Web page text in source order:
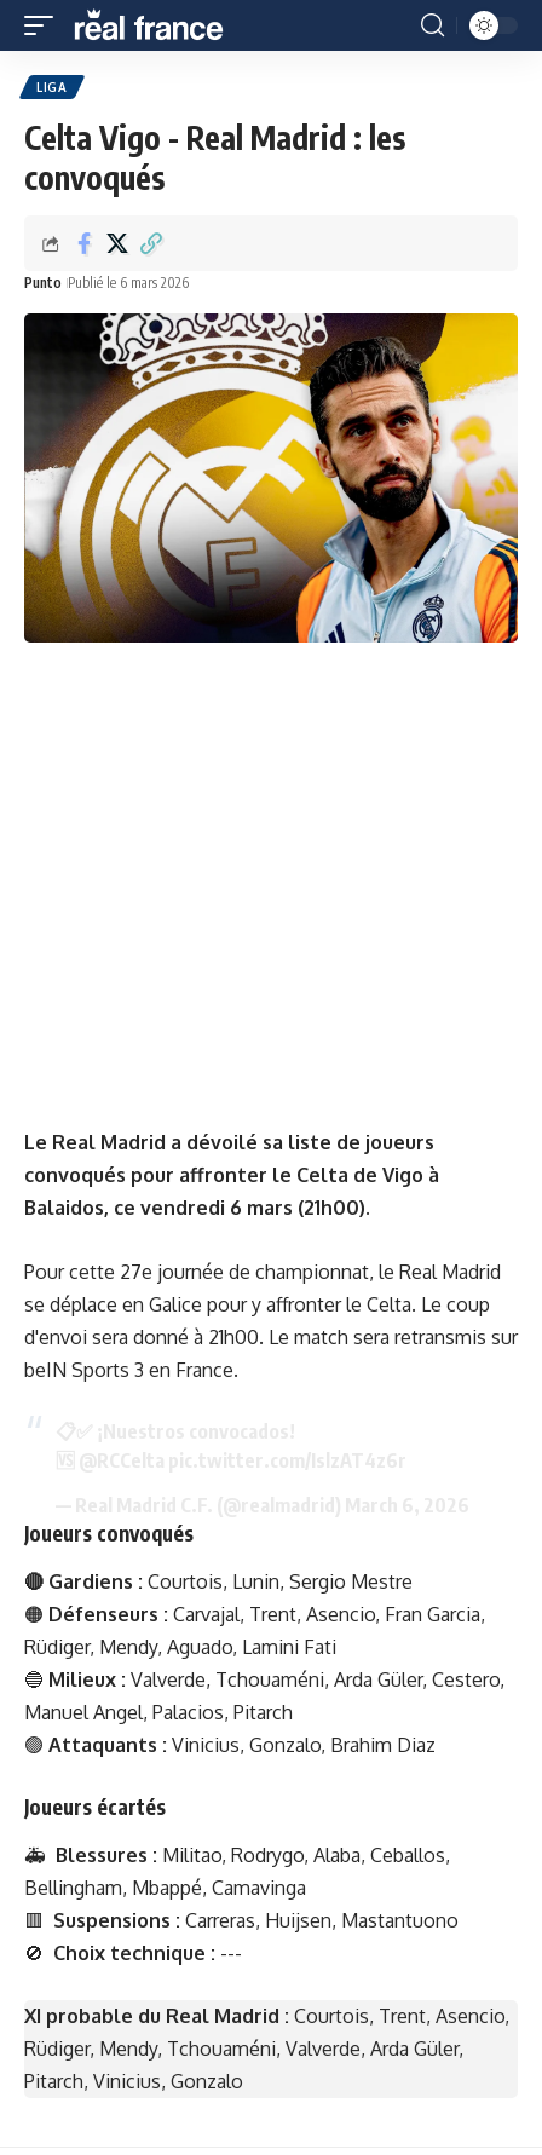
LIGA
Celta Vigo - Real Madrid : les
convoqués
Punto Publié le 6 mars 2026
Le Real Madrid a dévoilé sa liste de joueurs
convoqués pour affronter le Celta de Vigo à
Balaidos, ce vendredi 6 mars (21h00).
Pour cette 27e journée de championnat, le Real Madrid
se déplace en Galice pour y affronter le Celta. Le coup
d'envoi sera donné à 21h00. Le match sera retransmis sur
beIN Sports 3 en France.
Joueurs convoqués
🔴 Gardiens : Courtois, Lunin, Sergio Mestre
🟠 Défenseurs : Carvajal, Trent, Asencio, Fran Garcia,
Rüdiger, Mendy, Aguado, Lamini Fati
🔵 Milieux : Valverde, Tchouaméni, Arda Güler, Cestero,
Manuel Angel, Palacios, Pitarch
🟢 Attaquants : Vinicius, Gonzalo, Brahim Diaz
Joueurs écartés
🚑 Blessures : Militao, Rodrygo, Alaba, Ceballos,
Bellingham, Mbappé, Camavinga
🟥 Suspensions : Carreras, Huijsen, Mastantuono
🚫 Choix technique : ---
XI probable du Real Madrid : Courtois, Trent, Asencio,
Rüdiger, Mendy, Tchouaméni, Valverde, Arda Güler,
Pitarch, Vinicius, Gonzalo